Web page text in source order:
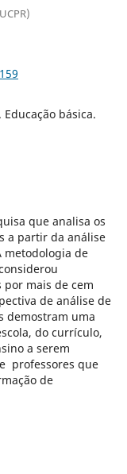
básica.
que analisa os
a partir da análise
metodologia de
mais de cem
de análise de
demostram uma
do currículo,
a serem
professores que
de